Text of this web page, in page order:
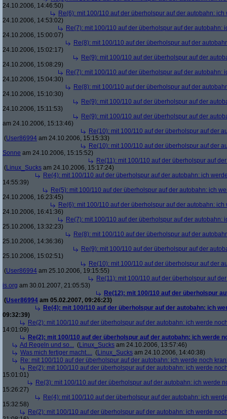
24.10.2006, 14:46:50)
Re(6): mit 100/110 auf der überholspur auf der autobahn:
24.10.2006, 14:53:02)
Re(7): mit 100/110 auf der überholspur auf der autobahn:
24.10.2006, 15:00:07)
Re(8): mit 100/110 auf der überholspur auf der
24.10.2006, 15:02:17)
Re(9): mit 100/110 auf der überholspur auf der
24.10.2006, 15:08:29)
Re(7): mit 100/110 auf der überholspur auf der autobahn:
24.10.2006, 15:04:30)
Re(8): mit 100/110 auf der überholspur auf der
24.10.2006, 15:10:30)
Re(9): mit 100/110 auf der überholspur auf der
24.10.2006, 15:11:53)
Re(9): mit 100/110 auf der überholspur auf der
am 24.10.2006, 15:13:46)
Re(10): mit 100/110 auf der überholspur auf der
(User86994 am 24.10.2006, 15:15:33)
Re(10): mit 100/110 auf der überholspur auf der
Sonne am 24.10.2006, 15:15:52)
Re(11): mit 100/110 auf der überholspur auf
(Linux_Sucks am 24.10.2006, 15:17:24)
Re(4): mit 100/110 auf der überholspur auf der autobahn: ich
14:55:39)
Re(5): mit 100/110 auf der überholspur auf der autobahn: ich
24.10.2006, 16:23:45)
Re(6): mit 100/110 auf der überholspur auf der autobahn:
24.10.2006, 16:41:36)
Re(7): mit 100/110 auf der überholspur auf der autobahn:
25.10.2006, 13:32:23)
Re(8): mit 100/110 auf der überholspur auf der
25.10.2006, 14:36:36)
Re(9): mit 100/110 auf der überholspur auf der
25.10.2006, 15:02:51)
Re(10): mit 100/110 auf der überholspur auf der
(User86994 am 25.10.2006, 19:15:55)
Re(11): mit 100/110 auf der überholspur auf
is.org am 30.01.2007, 21:05:53)
Re(12): mit 100/110 auf der überholspur
(User86994 am 05.02.2007, 09:26:23)
Re(4): mit 100/110 auf der überholspur auf der autobahn: ich
09:32:39)
Re(2): mit 100/110 auf der überholspur auf der autobahn: ich werde
14:01:09)
Re(2): mit 100/110 auf der überholspur auf der autobahn: ich werde
Ad Regeln und so... (Linux_Sucks am 24.10.2006, 13:57:46)
Was mich fertiger macht.... (Linux_Sucks am 24.10.2006, 14:40:38)
Re: mit 100/110 auf der überholspur auf der autobahn: ich werde noch
Re(2): mit 100/110 auf der überholspur auf der autobahn: ich werde
15:01:01)
Re(3): mit 100/110 auf der überholspur auf der autobahn: ich werde
15:26:27)
Re(4): mit 100/110 auf der überholspur auf der autobahn: ich
15:32:58)
Re(2): mit 100/110 auf der überholspur auf der autobahn: ich werde